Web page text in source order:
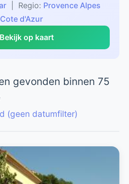
| Regio: Provence Alpes
Cote d'Azur
op kaart
gevonden binnen 75
(geen datumfilter)